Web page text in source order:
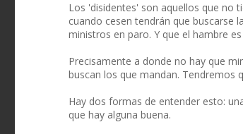
Los 'disidentes' son aquellos que no
cuando cesen tendrán que buscarse
ministros en paro. Y que el hambre
Precisamente a donde no hay que
buscan los que mandan. Tendremos
Hay dos formas de entender esto:
que hay alguna buena.